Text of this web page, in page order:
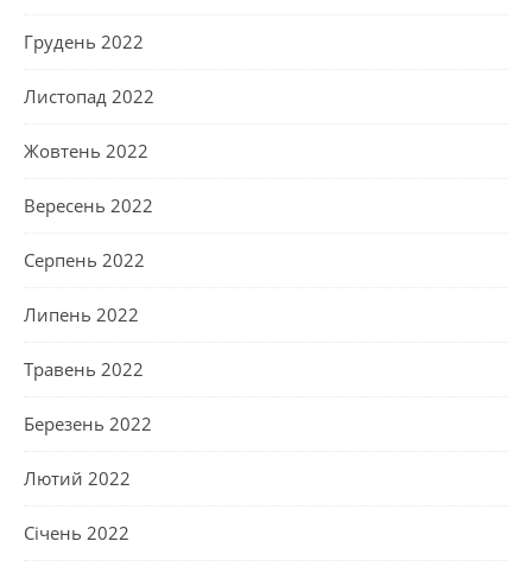
Грудень 2022
Листопад 2022
Жовтень 2022
Вересень 2022
Серпень 2022
Липень 2022
Травень 2022
Березень 2022
Лютий 2022
Січень 2022